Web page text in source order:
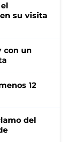
su visita
con un
12
del